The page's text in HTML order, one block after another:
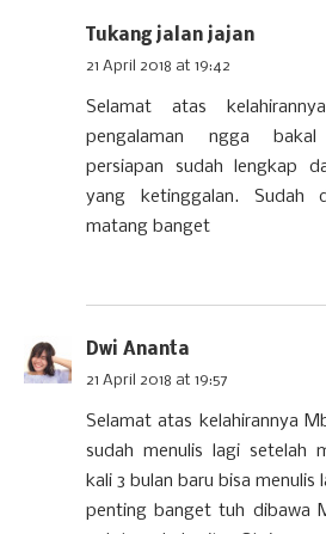
Tukang jalan jajan
21 April 2018 at 19:42
Selamat atas
pengalaman ngga
persiapan sudah lengkap
yang ketinggalan. Sudah
matang banget
Dwi Ananta
21 April 2018 at 19:57
Selamat atas kelahirannya
sudah menulis lagi setelah
kali 3 bulan baru bisa menulis
penting banget tuh dibawa